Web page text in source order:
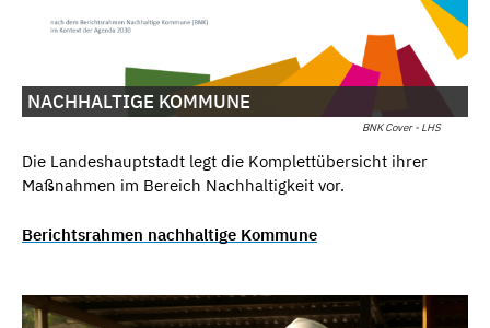
BNK Cover - LHS
NACHHALTIGE KOMMUNE
Die Landeshauptstadt legt die Komplettübersicht ihrer
Maßnahmen im Bereich Nachhaltigkeit vor.
Berichtsrahmen nachhaltige Kommune